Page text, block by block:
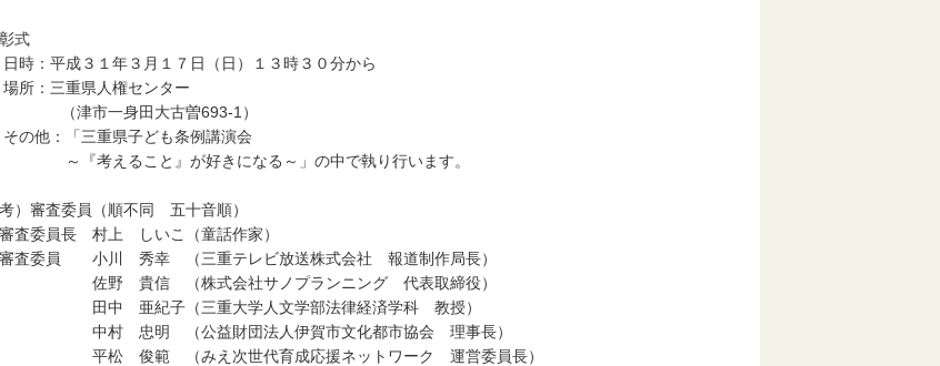
式
平成３１年３月１７日（日）１３時３０分から
三重県人権センター
市一身田大古曽693-1）
：「三重県子ども条例講演会
えること』が好きになる～」の中で執り行います。
）審査委員（順不同 五十音順）
員長 村上 しいこ（童話作家）
員 小川 秀幸 （三重テレビ放送株式会社 報道制作局長）
貴信 （株式会社サノプランニング 代表取締役）
亜紀子（三重大学人文学部法律経済学科 教授）
忠明 （公益財団法人伊賀市文化都市協会 理事長）
俊範 （みえ次世代育成応援ネットワーク 運営委員長）